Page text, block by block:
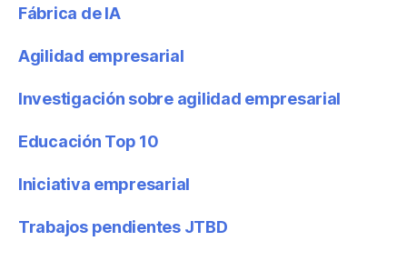
Fábrica de IA
Agilidad empresarial
Investigación sobre agilidad empresarial
Educación Top 10
Iniciativa empresarial
Trabajos pendientes JTBD